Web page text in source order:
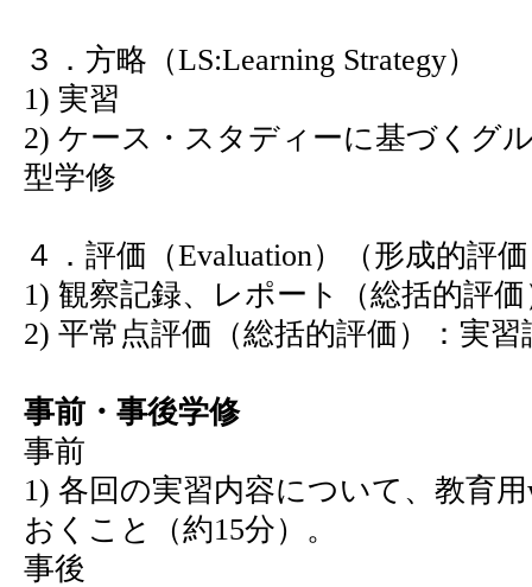
３．方略（LS:Learning Strategy）
1) 実習
2) ケース・スタディーに基づくグ
型学修
４．評価（Evaluation）（形成的評
1) 観察記録、レポート（総括的評
2) 平常点評価（総括的評価）：実習
事前・事後学修
事前
1) 各回の実習内容について、教育
おくこと（約15分）。
事後